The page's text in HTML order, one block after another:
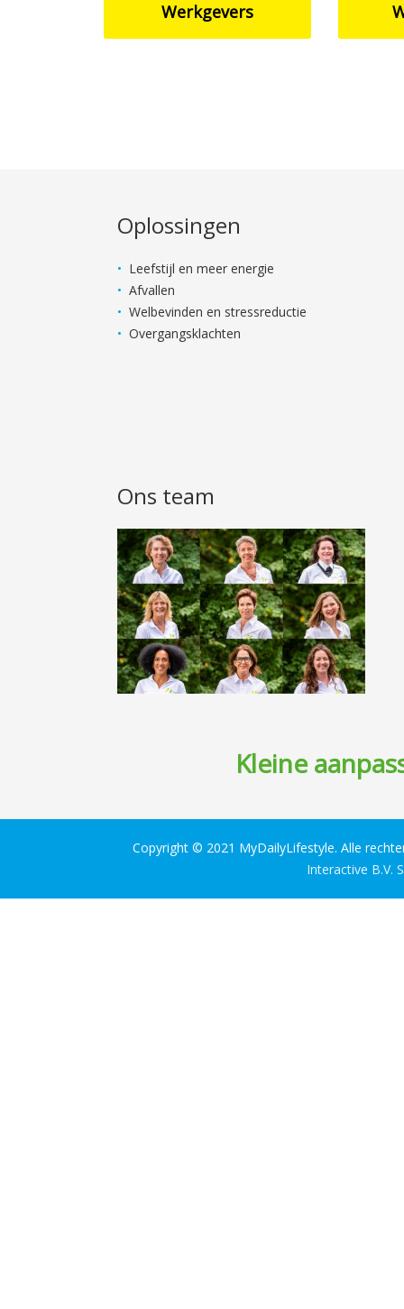
Werkgevers
Oplossingen
Leefstijl en meer energie
Afvallen
Welbevinden en stressreductie
Overgangsklachten
Ons team
Kleine
Copyright © 2021 MyDailyLifestyle. Alle
Interactive B.V.